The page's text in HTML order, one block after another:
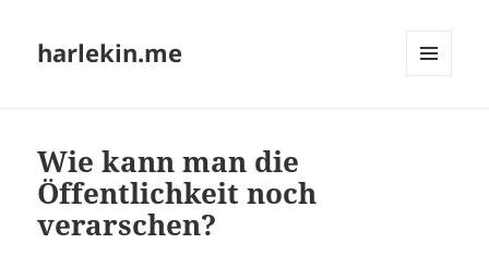
harlekin.me
Wie kann man die
Öffentlichkeit noch
verarschen?